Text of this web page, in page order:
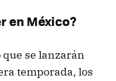
en México?
que se lanzarán
temporada, los